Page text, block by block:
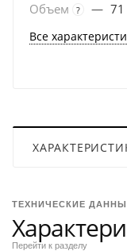
Объем
? — 71
Все
ТЕХНИЧЕСКИЕ
Перейти к разделу